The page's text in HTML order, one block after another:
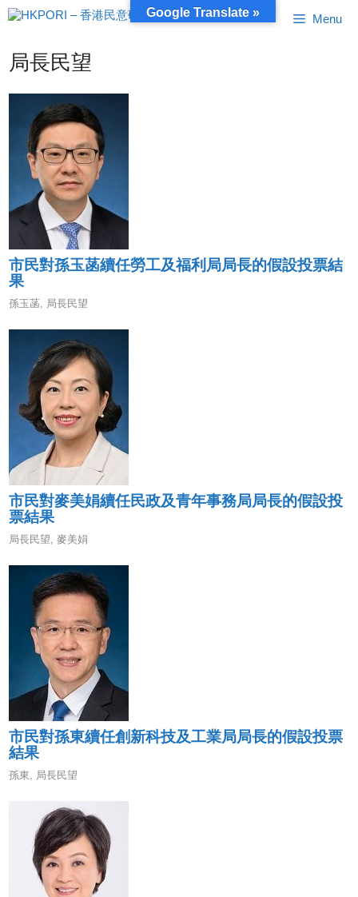
跳
至
Menu
局長民望
市民對孫玉菡續任勞工及福利局局長的假設投票結
果
孫玉菡, 局長民望
市民對麥美娟續任民政及青年事務局局長的假設投
票結果
局長民望, 麥美娟
市民對孫東續任創新科技及工業局局長的假設投票
結果
孫東, 局長民望
Google Translate »